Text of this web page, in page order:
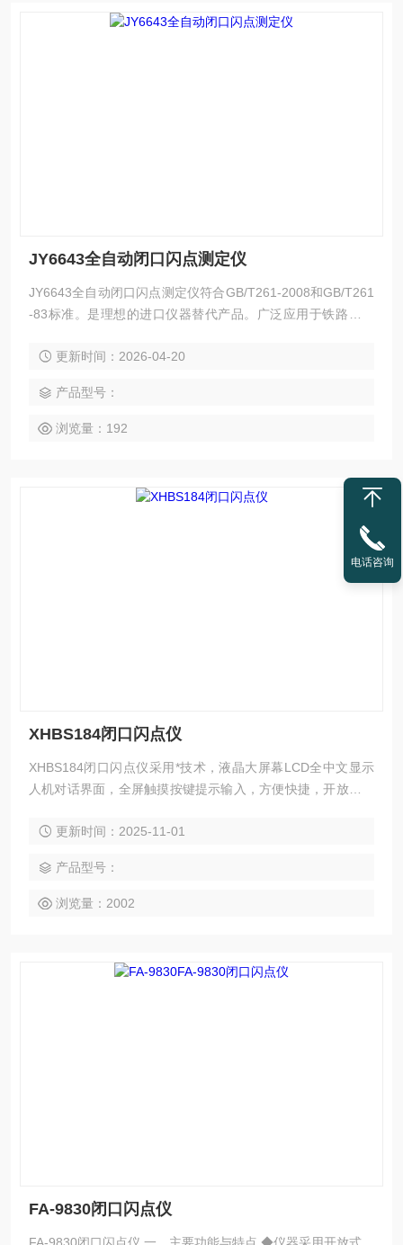
JY6643全自动闭口闪点测定仪
JY6643全自动闭口闪点测定仪符合GB/T261-2008和GB/T261
-83标准。是理想的进口仪器替代产品。广泛应用于铁路，航
更新时间：2026-04-20
产品型号：
浏览量：192
XHBS184闭口闪点仪
XHBS184闭口闪点仪采用*技术，液晶大屏幕LCD全中文显示
人机对话界面，全屏触摸按键提示输入，方便快捷，开放式、
准。是理想的进口仪器替代产品，应用于铁路，航空，电力，
更新时间：2025-11-01
产品型号：
浏览量：2002
FA-9830闭口闪点仪
电话咨询